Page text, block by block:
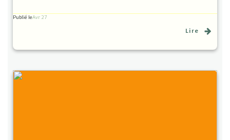
Publié leAvr 27
Lire